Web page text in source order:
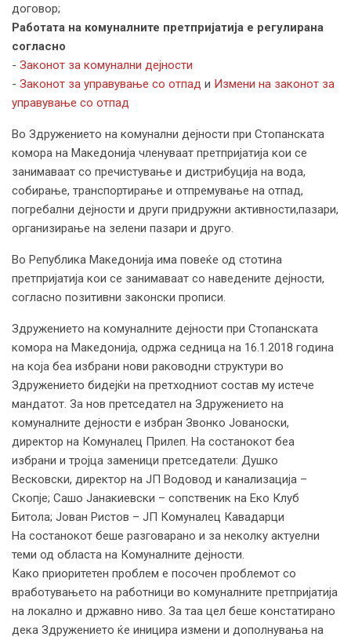
договор;
Работата на комуналните претпријатија е регулирана
согласно
- Законот за комунални дејности
- Законот за управување со отпад и Измени на законот за
управување со отпад
Во Здружението на комунални дејности при Стопанската
комора на Македонија членуваат претпријатија кои се
занимаваат со пречистување и дистрибуција на вода,
собирање, транспортирање и отпремување на отпад,
погребални дејности и други придружни активности,пазари,
организирање на зелени пазари и друго.
Во Република Македонија има повеќе од стотина
претпријатија кои се занимаваат со наведените дејности,
согласно позитивни законски прописи.
Здружението на комуналните дејности при Стопанската
комора на Македонија, одржа седница на 16.1.2018 година
на која беа избрани нови раководни структури во
Здружението бидејќи на претходниот состав му истече
мандатот. За нов претседател на Здружението на
комуналните дејности е избран Звонко Јованоски,
директор на Комуналец Прилеп. На состанокот беа
избрани и тројца заменици претседатели: Душко
Весковски, директор на ЈП Водовод и канализација –
Скопје; Сашо Јанакиевски – сопственик на Еко Клуб
Битола; Јован Ристов – ЈП Комуналец Кавадарци
На состанокот беше разговарано и за неколку актуелни
теми од областа на Комуналните дејности.
Како приоритетен проблем е посочен проблемот со
вработувањето на работници во комуналните претпријатија
на локално и државно ниво. За таа цел беше констатирано
дека Здружението ќе иницира измени и дополнувања на